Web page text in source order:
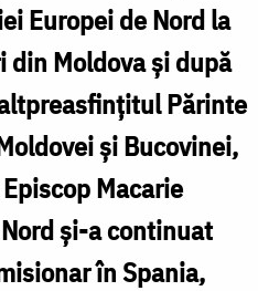
Europei de Nord la
Moldova și după
Părinte
și Bucovinei,
Macarie
și-a continuat
în Spania,